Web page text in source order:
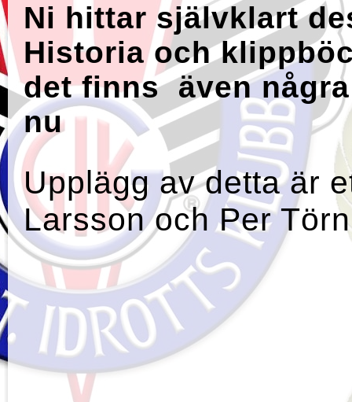
Ni hittar självklart
Historia och
det finns även
nu
Upplägg av detta är
Larsson och Per